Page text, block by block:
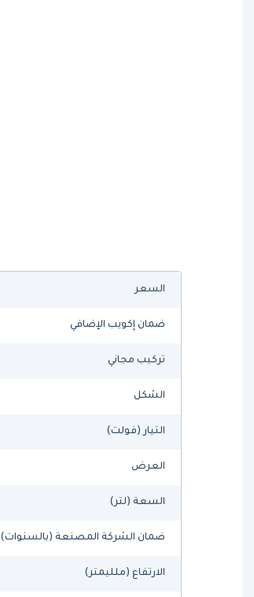
السعر
ضمان إكويب الإضافي
تركيب مجاني
الشكل
التيار (فولت)
العرض
السعة (لتر)
ضمان الشركة المصنعة (بالسنوات)
الارتفاع (ملليمتر)